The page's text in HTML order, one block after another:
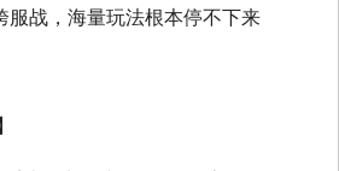
服战，海量玩法根本停不下来